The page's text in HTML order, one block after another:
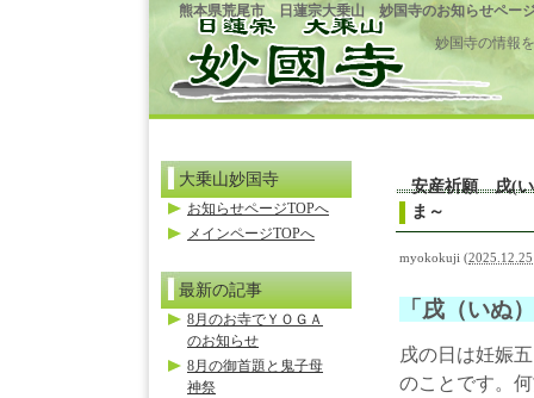
熊本県荒尾市 日蓮宗大乗山 妙国寺のお知らせペー
妙国寺の情報
安産祈願 戌(
ま～
myokokuji (
「戌（いぬ
戌の日は妊娠
のことです。
大乗山妙国寺
お知らせページTOPへ
メインページTOPへ
最新の記事
8月のお寺でＹＯＧＡ
のお知らせ
8月の御首題と鬼子母
神祭